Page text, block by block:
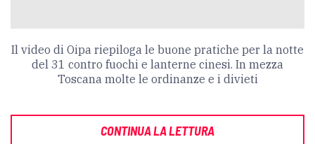
Il video di Oipa riepiloga le buone pratiche per la notte
del 31 contro fuochi e lanterne cinesi. In mezza
Toscana molte le ordinanze e i divieti
CONTINUA LA LETTURA